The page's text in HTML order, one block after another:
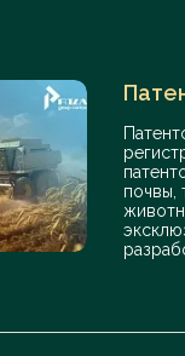
почвы,